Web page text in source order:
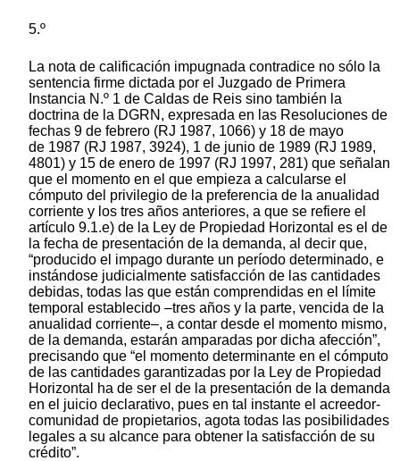
5.º
La nota de calificación impugnada contradice no sólo la
sentencia firme dictada por el Juzgado de Primera
Instancia N.º 1 de Caldas de Reis sino también la
doctrina de la DGRN, expresada en las Resoluciones de
fechas 9 de febrero (RJ 1987, 1066) y 18 de mayo
de 1987 (RJ 1987, 3924), 1 de junio de 1989 (RJ 1989,
4801) y 15 de enero de 1997 (RJ 1997, 281) que señalan
que el momento en el que empieza a calcularse el
cómputo del privilegio de la preferencia de la anualidad
corriente y los tres años anteriores, a que se refiere el
artículo 9.1.e) de la Ley de Propiedad Horizontal es el de
la fecha de presentación de la demanda, al decir que,
“producido el impago durante un período determinado, e
instándose judicialmente satisfacción de las cantidades
debidas, todas las que están comprendidas en el límite
temporal establecido –tres años y la parte, vencida de la
anualidad corriente–, a contar desde el momento mismo,
de la demanda, estarán amparadas por dicha afección”,
precisando que “el momento determinante en el cómputo
de las cantidades garantizadas por la Ley de Propiedad
Horizontal ha de ser el de la presentación de la demanda
en el juicio declarativo, pues en tal instante el acreedor-
comunidad de propietarios, agota todas las posibilidades
legales a su alcance para obtener la satisfacción de su
crédito”.